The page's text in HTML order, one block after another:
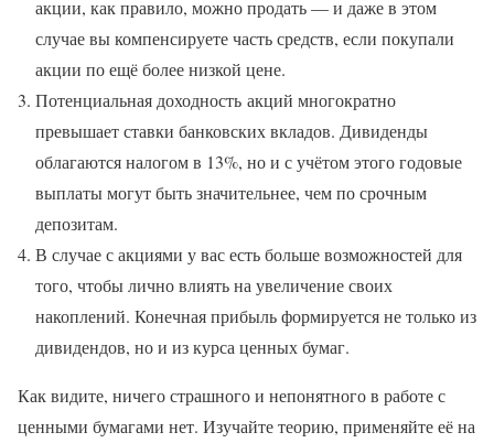
акции, как правило, можно продать — и даже в этом
случае вы компенсируете часть средств, если покупали
акции по ещё более низкой цене.
Потенциальная доходность акций многократно
превышает ставки банковских вкладов. Дивиденды
облагаются налогом в 13%, но и с учётом этого годовые
выплаты могут быть значительнее, чем по срочным
депозитам.
В случае с акциями у вас есть больше возможностей для
того, чтобы лично влиять на увеличение своих
накоплений. Конечная прибыль формируется не только из
дивидендов, но и из курса ценных бумаг.
Как видите, ничего страшного и непонятного в работе с
ценными бумагами нет. Изучайте теорию, применяйте её на